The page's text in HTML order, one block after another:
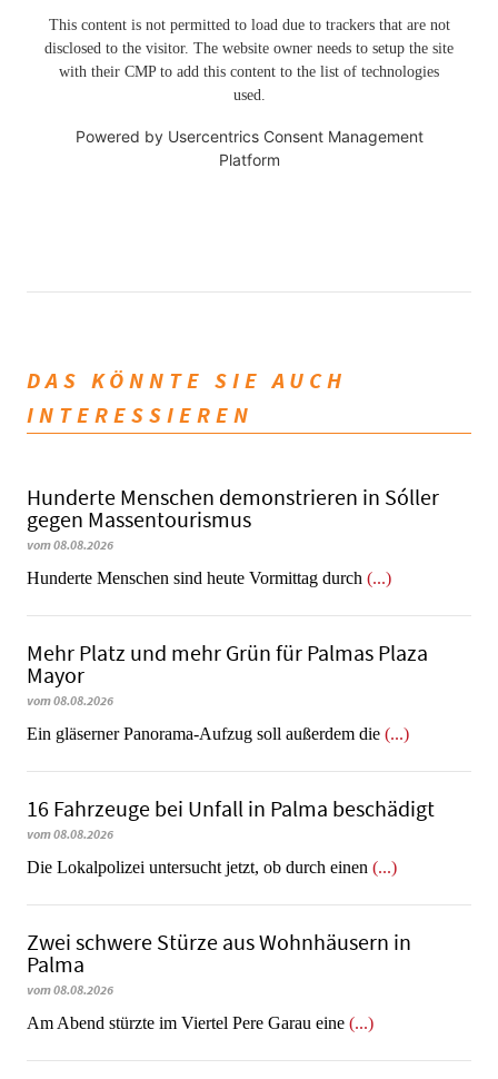
This content is not permitted to load due to trackers that are not
disclosed to the visitor. The website owner needs to setup the site
with their CMP to add this content to the list of technologies
used.
Powered by Usercentrics Consent Management
Platform
DAS KÖNNTE SIE AUCH
INTERESSIEREN
Hunderte Menschen demonstrieren in Sóller
gegen Massentourismus
vom 08.08.2026
Hunderte Menschen sind heute Vormittag durch (...)
Mehr Platz und mehr Grün für Palmas Plaza
Mayor
vom 08.08.2026
Ein gläserner Panorama-Aufzug soll außerdem die (...)
16 Fahrzeuge bei Unfall in Palma beschädigt
vom 08.08.2026
Die Lokalpolizei untersucht jetzt, ob durch einen (...)
Zwei schwere Stürze aus Wohnhäusern in
Palma
vom 08.08.2026
Am Abend stürzte im Viertel Pere Garau eine (...)